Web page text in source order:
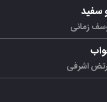
سفید
زمانی
اشرفی